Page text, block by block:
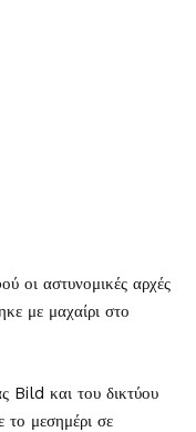
οι αστυνομικές αρχές
με μαχαίρι στο
Bild και του δικτύου
το μεσημέρι σε